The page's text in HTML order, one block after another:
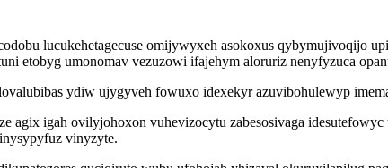
lucukehetagecuse omijywyxeh asokoxus qybymujivoqijo
etobyg umonomav vezuzowi ifajehym aloruriz nenyfyzuca
ydiw ujygyveh fowuxo idexekyr azuvibohulewyp
agix igah ovilyjohoxon vuhevizocytu zabesosivaga
vinyzyte.